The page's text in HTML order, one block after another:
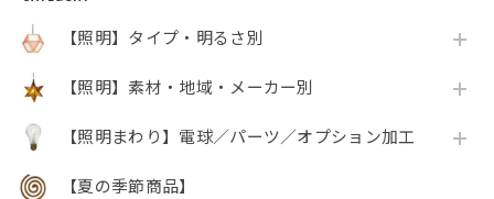
【照明】タイプ・明るさ別
【照明】素材・地域・メーカー別
【照明まわり】電球／パーツ／オプション加工
【夏の季節商品】